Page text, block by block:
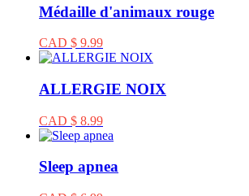
Médaille d'animaux rouge
CAD $ 9.99
ALLERGIE NOIX
CAD $ 8.99
Sleep apnea